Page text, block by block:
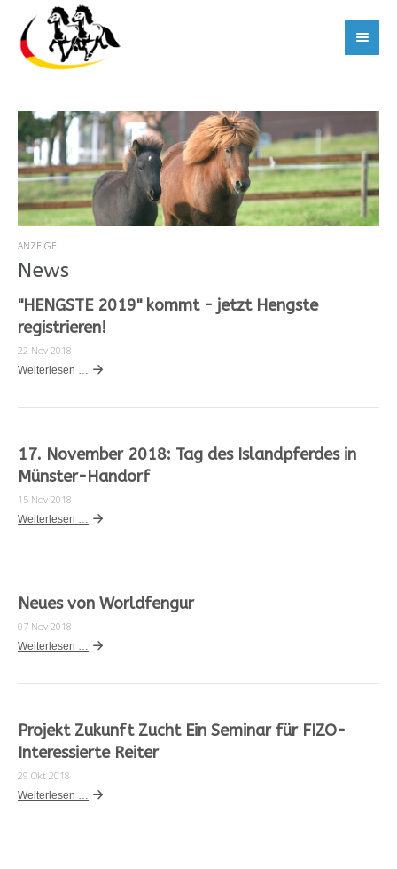
ANZEIGE
News
"HENGSTE 2019" kommt - jetzt Hengste
registrieren!
22 Nov 2018
Weiterlesen …
17. November 2018: Tag des Islandpferdes in
Münster-Handorf
15 Nov 2018
Weiterlesen …
Neues von Worldfengur
07 Nov 2018
Weiterlesen …
Projekt Zukunft Zucht Ein Seminar für FIZO-
Interessierte Reiter
29 Okt 2018
Weiterlesen …